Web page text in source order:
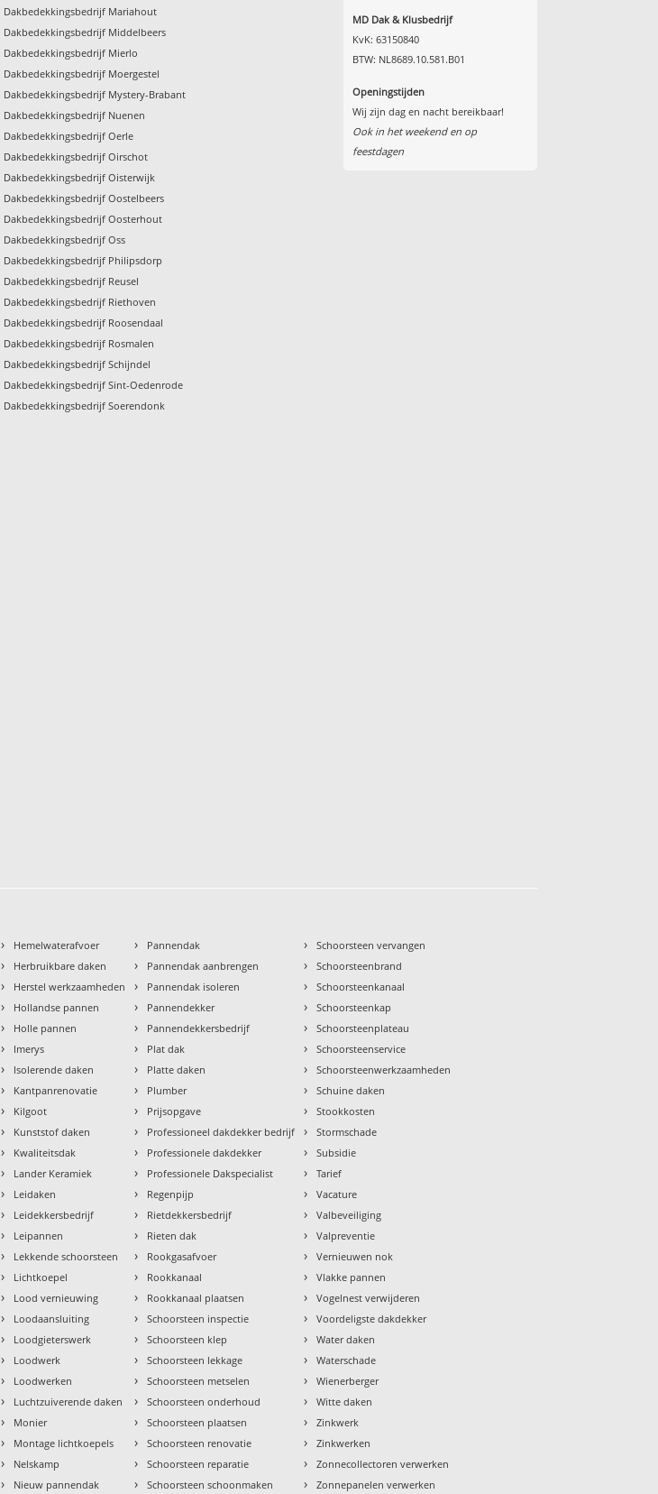
Dakbedekkingsbedrijf Mariahout
Dakbedekkingsbedrijf Middelbeers
Dakbedekkingsbedrijf Mierlo
Dakbedekkingsbedrijf Moergestel
Dakbedekkingsbedrijf Mystery-Brabant
Dakbedekkingsbedrijf Nuenen
Dakbedekkingsbedrijf Oerle
Dakbedekkingsbedrijf Oirschot
Dakbedekkingsbedrijf Oisterwijk
Dakbedekkingsbedrijf Oostelbeers
Dakbedekkingsbedrijf Oosterhout
Dakbedekkingsbedrijf Oss
Dakbedekkingsbedrijf Philipsdorp
Dakbedekkingsbedrijf Reusel
Dakbedekkingsbedrijf Riethoven
Dakbedekkingsbedrijf Roosendaal
Dakbedekkingsbedrijf Rosmalen
Dakbedekkingsbedrijf Schijndel
Dakbedekkingsbedrijf Sint-Oedenrode
Dakbedekkingsbedrijf Soerendonk
MD Dak & Klusbedrijf
KvK: 63150840
BTW: NL8689.10.581.B01
Openingstijden
Wij zijn dag en nacht bereikbaar!
Ook in het weekend en op
feestdagen
› Hemelwaterafvoer
› Herbruikbare daken
› Herstel werkzaamheden
› Hollandse pannen
› Holle pannen
› Imerys
› Isolerende daken
› Kantpanrenovatie
› Kilgoot
› Kunststof daken
› Kwaliteitsdak
› Lander Keramiek
› Leidaken
› Leidekkersbedrijf
› Leipannen
› Lekkende schoorsteen
› Lichtkoepel
› Lood vernieuwing
› Loodaansluiting
› Loodgieterswerk
› Loodwerk
› Loodwerken
› Luchtzuiverende daken
› Monier
› Montage lichtkoepels
› Nelskamp
› Nieuw pannendak
› Pannendak
› Pannendak aanbrengen
› Pannendak isoleren
› Pannendekker
› Pannendekkersbedrijf
› Plat dak
› Platte daken
› Plumber
› Prijsopgave
› Professioneel dakdekker bedrijf
› Professionele dakdekker
› Professionele Dakspecialist
› Regenpijp
› Rietdekkersbedrijf
› Rieten dak
› Rookgasafvoer
› Rookkanaal
› Rookkanaal plaatsen
› Schoorsteen inspectie
› Schoorsteen klep
› Schoorsteen lekkage
› Schoorsteen metselen
› Schoorsteen onderhoud
› Schoorsteen plaatsen
› Schoorsteen renovatie
› Schoorsteen reparatie
› Schoorsteen schoonmaken
› Schoorsteen vervangen
› Schoorsteenbrand
› Schoorsteenkanaal
› Schoorsteenkap
› Schoorsteenplateau
› Schoorsteenservice
› Schoorsteenwerkzaamheden
› Schuine daken
› Stookkosten
› Stormschade
› Subsidie
› Tarief
› Vacature
› Valbeveiliging
› Valpreventie
› Vernieuwen nok
› Vlakke pannen
› Vogelnest verwijderen
› Voordeligste dakdekker
› Water daken
› Waterschade
› Wienerberger
› Witte daken
› Zinkwerk
› Zinkwerken
› Zonnecollectoren verwerken
› Zonnepanelen verwerken